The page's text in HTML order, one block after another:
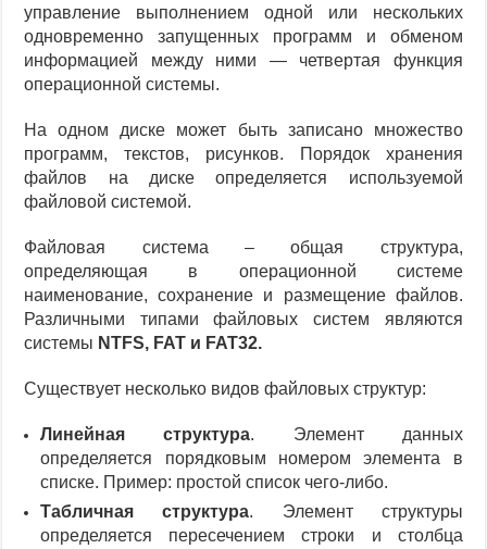
управление выполнением одной или нескольких
одновременно запущенных программ и обменом
информацией между ними — четвертая функция
операционной системы.
На одном диске может быть записано множество
программ, текстов, рисунков. Порядок хранения
файлов на диске определяется используемой
файловой системой.
Файловая система – общая структура,
определяющая в операционной системе
наименование, сохранение и размещение файлов.
Различными типами файловых систем являются
системы NTFS, FAT и FAT32.
Существует несколько видов файловых структур:
Линейная структура. Элемент данных
определяется порядковым номером элемента в
списке. Пример: простой список чего-либо.
Табличная структура. Элемент структуры
определяется пересечением строки и столбца